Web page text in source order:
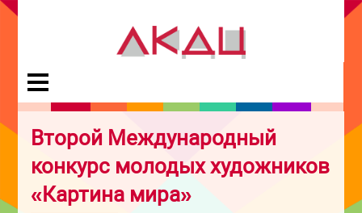
Второй Международный
конкурс молодых художников
«Картина мира»